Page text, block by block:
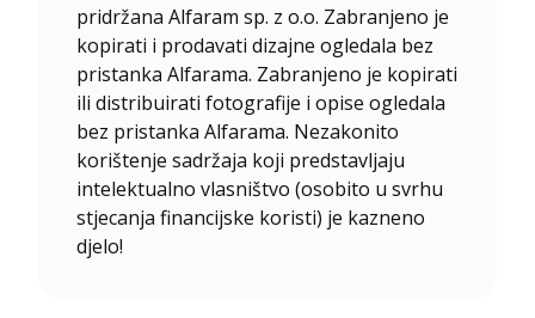
pridržana Alfaram sp. z o.o. Zabranjeno je
kopirati i prodavati dizajne ogledala bez
pristanka Alfarama. Zabranjeno je kopirati
ili distribuirati fotografije i opise ogledala
bez pristanka Alfarama. Nezakonito
korištenje sadržaja koji predstavljaju
intelektualno vlasništvo (osobito u svrhu
stjecanja financijske koristi) je kazneno
djelo!